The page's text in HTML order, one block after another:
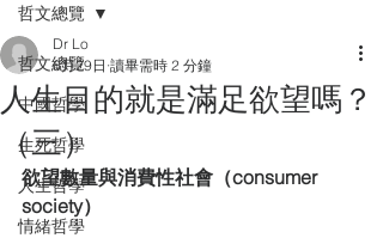
哲文總覽
中國哲學
生死哲學
人生哲學
情緒哲學
哲文總覽
人生目的就是滿足欲望嗎？
（三）
Dr Lo
6月29日 讀畢需時 2 分鐘
欲望數量與消費性社會（consumer
society）